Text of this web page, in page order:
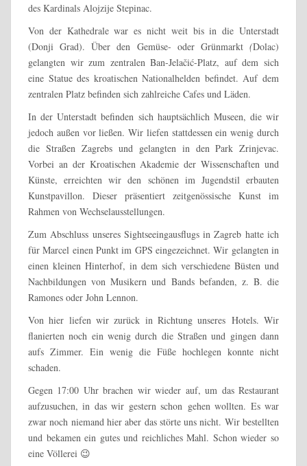
des Kardinals Alojzije Stepinac.
Von der Kathedrale war es nicht weit bis in die Unterstadt
(Donji Grad). Über den Gemüse- oder Grünmarkt(Dolac)
gelangten wir zum zentralen Ban-Jelačić-Platz, auf dem sich
eine Statue des kroatischen Nationalhelden befindet. Auf dem
zentralen Platz befinden sich zahlreiche Cafes und Läden.
In der Unterstadt befinden sich hauptsächlich Museen, die wir
jedoch außen vor ließen. Wir liefen stattdessen ein wenig durch
die Straßen Zagrebs und gelangten in den Park Zrinjevac.
Vorbei an der Kroatischen Akademie der Wissenschaften und
Künste, erreichten wir den schönen im Jugendstil erbauten
Kunstpavillon. Dieser präsentiert zeitgenössische Kunst im
Rahmen von Wechselausstellungen.
Zum Abschluss unseres Sightseeingausflugs in Zagreb hatte ich
für Marcel einen Punkt im GPS eingezeichnet. Wir gelangten in
einen kleinen Hinterhof, in dem sich verschiedene Büsten und
Nachbildungen von Musikern und Bands befanden, z. B. die
Ramones oder John Lennon.
Von hier liefen wir zurück in Richtung unseres Hotels. Wir
flanierten noch ein wenig durch die Straßen und gingen dann
aufs Zimmer. Ein wenig die Füße hochlegen konnte nicht
schaden.
Gegen 17:00 Uhr brachen wir wieder auf, um das Restaurant
aufzusuchen, in das wir gestern schon gehen wollten. Es war
zwar noch niemand hier aber das störte uns nicht. Wir bestellten
und bekamen ein gutes und reichliches Mahl. Schon wieder so
eine Völlerei 😉